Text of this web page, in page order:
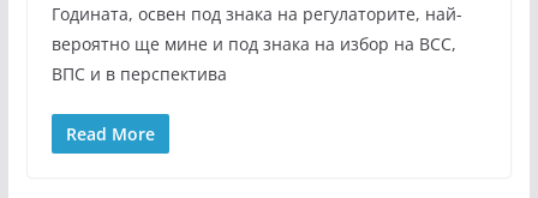
Годината, освен под знака на регулаторите, най-
вероятно ще мине и под знака на избор на ВСС,
ВПС и в перспектива
Read More